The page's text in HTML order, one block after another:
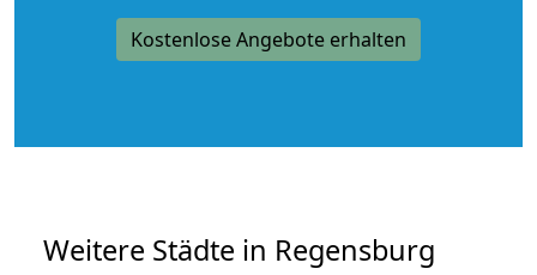
Kostenlose Angebote erhalten
Weitere Städte in Regensburg